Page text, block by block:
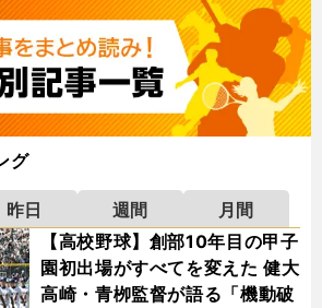
グ
昨日 週間
月間
【高校野球】創部10年目の甲子
園初出場がすべてを変えた 健大
高崎・青栁監督が語る「機動破